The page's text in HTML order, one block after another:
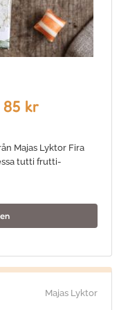
85 kr
Majas Lyktor Fira
tutti frutti-
Majas Lyktor